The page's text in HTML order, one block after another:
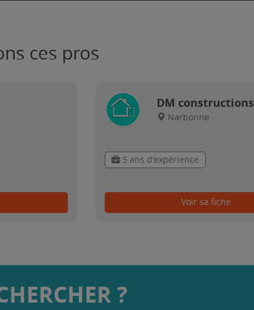
ces pros
DM constructions
Narbonne
5 ans d'expérience
Voir sa fiche
?